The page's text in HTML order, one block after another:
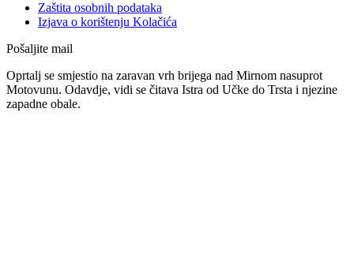
Zaštita osobnih podataka
Izjava o korištenju Kolačića
Pošaljite mail
Oprtalj se smjestio na zaravan vrh brijega nad Mirnom nasuprot
Motovunu. Odavdje, vidi se čitava Istra od Učke do Trsta i njezine
zapadne obale.